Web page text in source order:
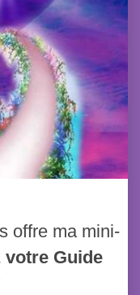
offre ma mini-
votre Guide